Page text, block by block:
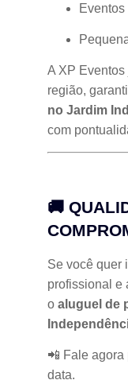
A XP
região,
no Jardim
com
🚚
Se você quer
profissional e
o aluguel de
📲 Fale agora
data.